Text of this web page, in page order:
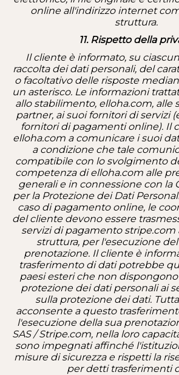
online all'indirizzo internet
struttura.
11. Rispetto della
Il cliente è informato, su
raccolta dei dati personali, del
o facoltativo delle risposte
un asterisco. Le informazioni
allo stabilimento, elloha.com, alle
partner, ai suoi fornitori di servizi
fornitori di pagamenti online). Il
elloha.com a comunicare i suoi
a condizione che tale
compatibile con lo svolgimento
competenza di elloha.com alle
generali e in connessione con la
per la Protezione dei Dati
caso di pagamento online, le
del cliente devono essere
servizi di pagamento stripe.com
struttura, per l'esecuzione
prenotazione. Il cliente è
trasferimento di dati potrebbe
paesi esteri che non
protezione dei dati personali ai
sulla protezione dei dati.
acconsente a questo
l'esecuzione della sua
SAS / Stripe.com, nella loro
sono impegnati affinché
misure di sicurezza e rispetti la
per detti trasferimenti